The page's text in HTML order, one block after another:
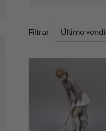
Precios
de
remate
Filtrar